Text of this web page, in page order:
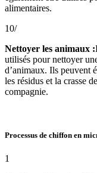
alimentaires.
10/
Nettoyer les animaux :
utilisés pour nettoyer
d’animaux. Ils peuvent
les résidus et la crasse
compagnie.
Processus de chiffon en
1